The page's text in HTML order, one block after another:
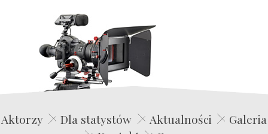
Edwin Film Agencja Aktorska
Aktorzy Dla statystów Aktualności
Galeria